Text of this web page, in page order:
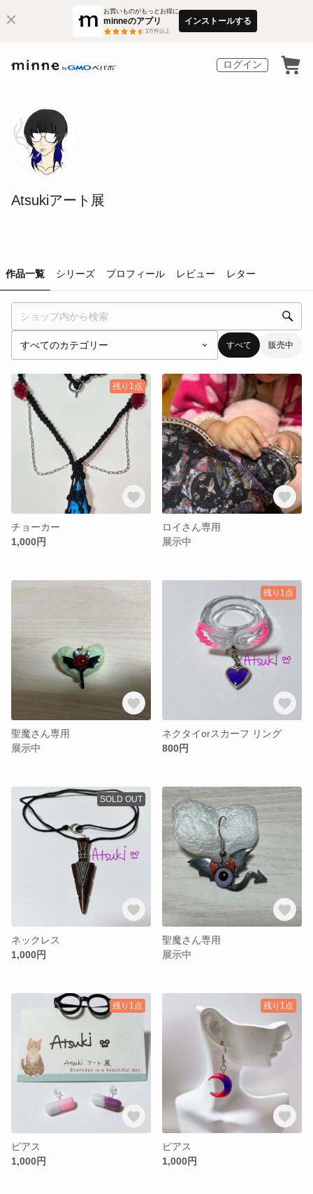
お買いものがもっとお得に
minneのアプリ
3万件以上
インストールする
ログイン
Atsukiアート展
作品一覧 シリーズ プロフィール レビュー レター
すべて 販売中
残り1点
チョーカー
1,000円
ロイさん専用
展示中
聖魔さん専用
展示中
残り1点
ネクタイorスカーフ リング
800円
SOLD OUT
ネックレス
1,000円
聖魔さん専用
展示中
残り1点
ピアス
1,000円
残り1点
ピアス
1,000円